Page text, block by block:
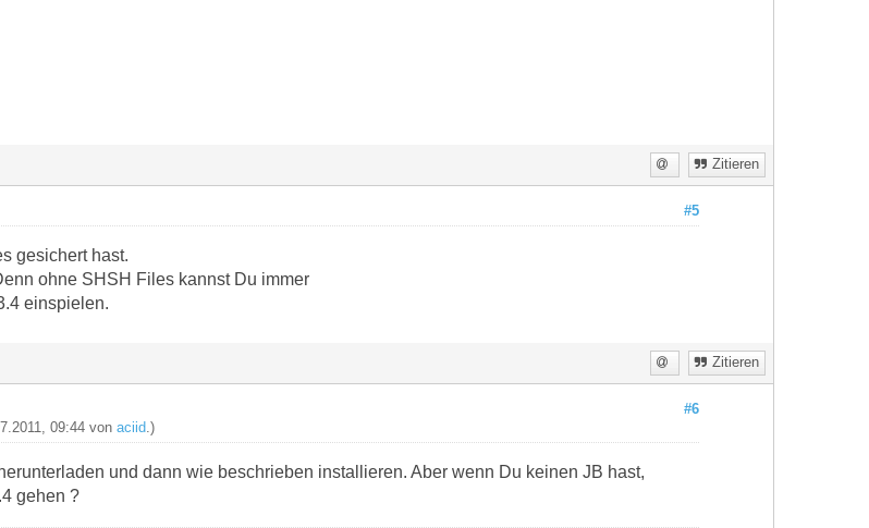
Zitieren
#5
gesichert hast.
ohne SHSH Files kannst Du immer
einspielen.
Zitieren
#6
09:44 von aciid .)
und dann wie beschrieben installieren. Aber wenn Du keinen JB hast,
gehen ?